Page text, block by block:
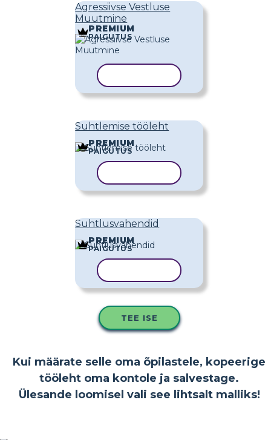
Agressiivse Vestluse
Muutmine
PREMIUM
PAIGUTUS
Suhtlemise tööleht
PREMIUM
PAIGUTUS
Suhtlusvahendid
PREMIUM
PAIGUTUS
TEE ISE
Kui määrate selle oma õpilastele, kopeerige
tööleht oma kontole ja salvestage.
Ülesande loomisel vali see lihtsalt malliks!